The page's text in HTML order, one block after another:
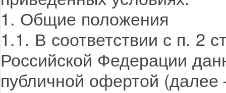
1. Общие положения
1.1. В соответствии с п. 2
Российской Федерации
публичной офертой